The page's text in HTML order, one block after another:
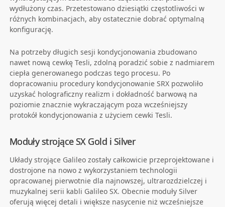
wydłużony czas. Przetestowano dziesiątki częstotliwości w
różnych kombinacjach, aby ostatecznie dobrać optymalną
konfigurację.
Na potrzeby długich sesji kondycjonowania zbudowano
nawet nową cewkę Tesli, zdolną poradzić sobie z nadmiarem
ciepła generowanego podczas tego procesu. Po
dopracowaniu procedury kondycjonowanie SRX pozwoliło
uzyskać holograficzny realizm i dokładność barwową na
poziomie znacznie wykraczającym poza wcześniejszy
protokół kondycjonowania z użyciem cewki Tesli.
Moduły strojące SX Gold i Silver
Układy strojące Galileo zostały całkowicie przeprojektowane i
dostrojone na nowo z wykorzystaniem technologii
opracowanej pierwotnie dla najnowszej, ultrarozdzielczej i
muzykalnej serii kabli Galileo SX. Obecnie moduły Silver
oferują więcej detali i większe nasycenie niż wcześniejsze